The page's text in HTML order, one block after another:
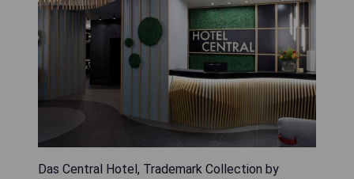
Das Central Hotel, Trademark Collection by